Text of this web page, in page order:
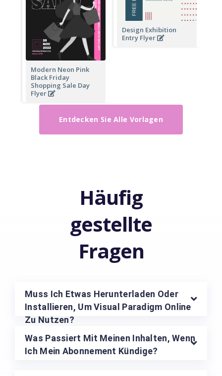
Modern Neon Pink
Black Friday
Shopping Sale Day
Flyer
Design Exhibition
Entry Flyer
Entdecken Sie Alle Vorlagen
Häufig
gestellte
Fragen
Muss Ich Etwas Herunterladen Oder
Installieren, Um Visual Paradigm Online
Zu Nutzen?
Was Passiert Mit Meinen Inhalten, Wenn
Ich Mein Abonnement Kündige?